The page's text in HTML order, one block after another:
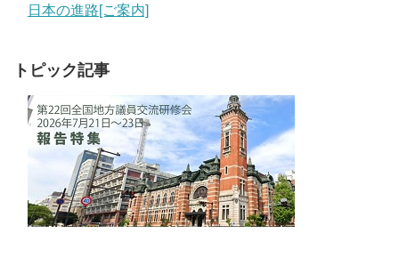
日本の進路[ご案内]
トピック記事